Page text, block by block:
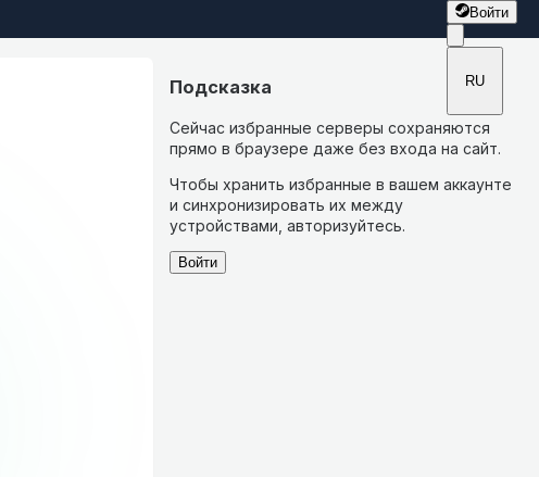
Войти
RU
Подсказка
Сейчас избранные серверы сохраняются
прямо в браузере даже без входа на сайт.
Чтобы хранить избранные в вашем аккаунте
и синхронизировать их между
устройствами, авторизуйтесь.
Войти